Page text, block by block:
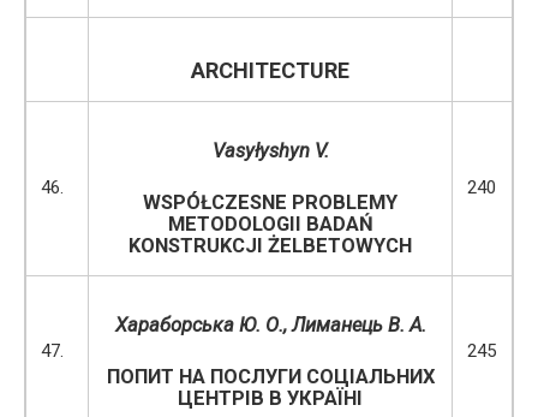
ARCHITECTURE
46.
VasyłyshynV.
WSPÓŁCZESNE PROBLEMY
METODOLOGII BADAŃ
KONSTRUKCJI ŻELBETOWYCH
240
47.
Хараборська Ю. О., Лиманець В. А.
ПОПИТ НА ПОСЛУГИ СОЦІАЛЬНИХ
ЦЕНТРІВ В УКРАЇНІ
245